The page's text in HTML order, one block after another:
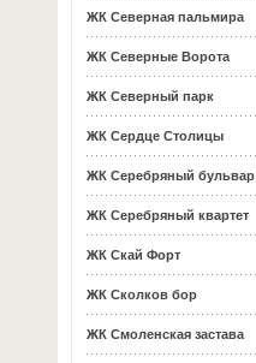
ЖК Северная пальмира
ЖК Северные Ворота
ЖК Северный парк
ЖК Сердце Столицы
ЖК Серебряный бульвар
ЖК Серебряный квартет
ЖК Скай Форт
ЖК Сколков бор
ЖК Смоленская застава